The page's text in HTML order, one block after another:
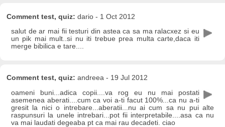
Comment test, quiz: dario - 1 Oct 2012
salut de ar mai fii testuri din astea ca sa ma ralacxez si eu
un pik mai mult..si nu iti trebue prea multa carte,daca iti
merge bibilica e tare....
Comment test, quiz: andreea - 19 Jul 2012
oameni buni...adica copii....va rog eu nu mai postati
asemenea aberati....cum ca voi a-ti facut 100%...ca nu a-ti
gresit la nici o intrebare...aberatii...nu ai cum sa nu pui alte
raspunsuri la unele intrebari...pot fii interpretabile....asa ca nu
va mai laudati degeaba pt ca mai rau decadeti. ciao